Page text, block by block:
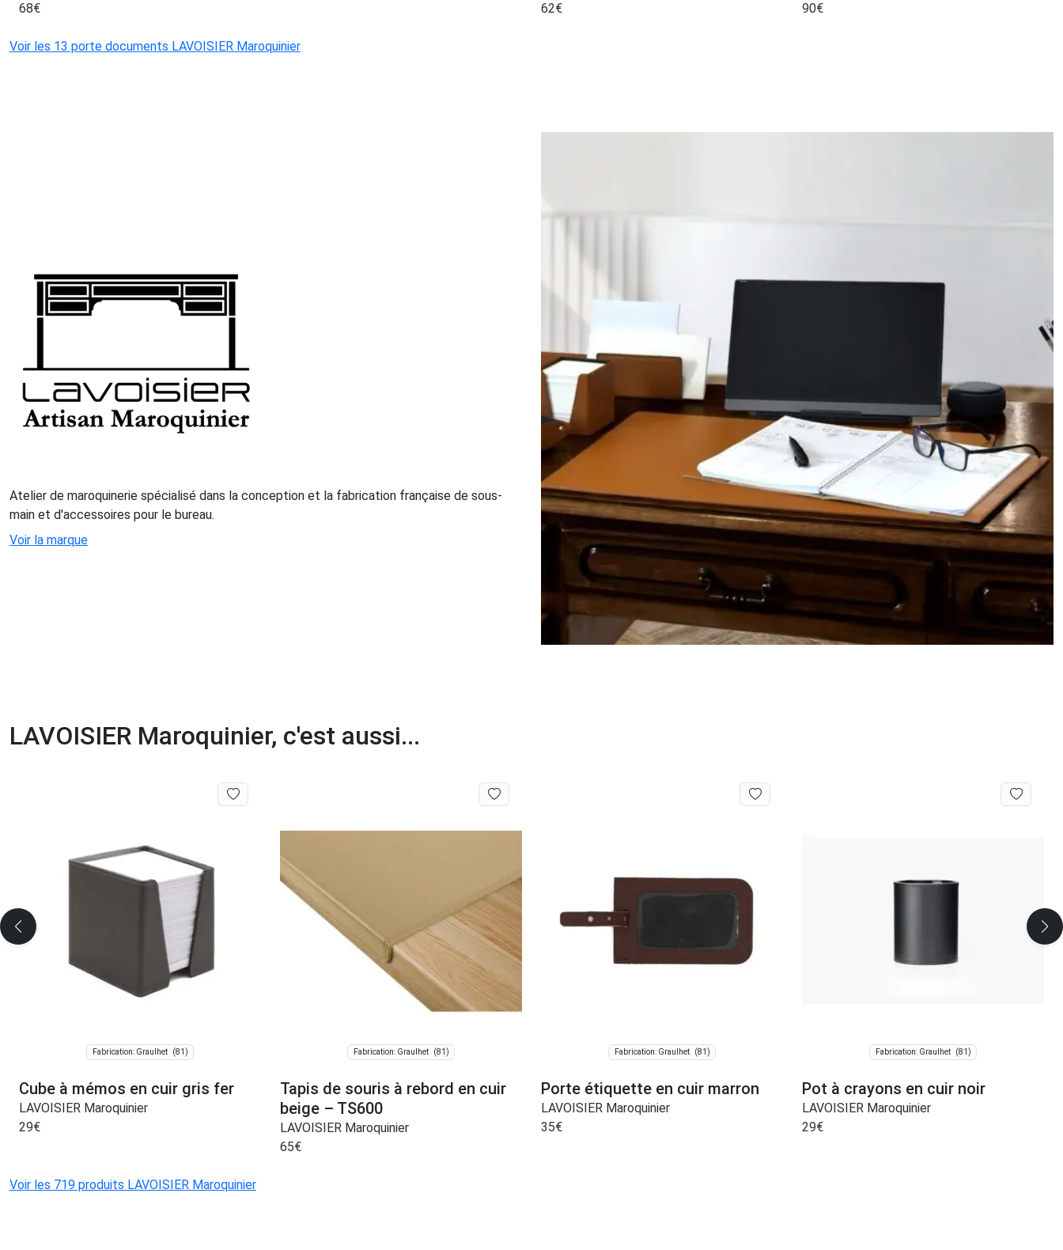
68€
62€
90€
Voir les 13 porte documents LAVOISIER Maroquinier
Atelier de maroquinerie spécialisé dans la conception et la fabrication française de sous-
main et d'accessoires pour le bureau.
Voir la marque
LAVOISIER Maroquinier, c'est aussi...
Fabrication: Graulhet (81)
Cube à mémos en cuir gris fer
LAVOISIER Maroquinier
29€
Fabrication: Graulhet (81)
Tapis de souris à rebord en cuir
beige – TS600
LAVOISIER Maroquinier
65€
Fabrication: Graulhet (81)
Porte étiquette en cuir marron
LAVOISIER Maroquinier
35€
Fabrication: Graulhet (81)
Pot à crayons en cuir noir
LAVOISIER Maroquinier
29€
Voir les 719 produits LAVOISIER Maroquinier